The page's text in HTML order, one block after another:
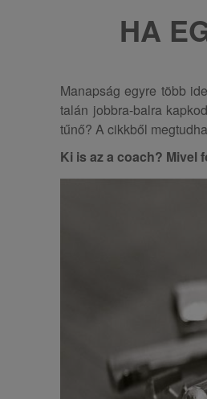
HA
Manapság egyre több
talán jobbra-balra
tűnő? A cikkből
Ki is az a coach? Mivel